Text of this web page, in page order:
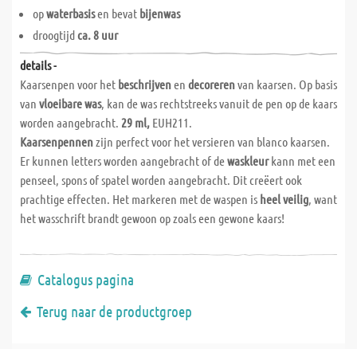
opwaterbasisen bevat bijenwas
droogtijdca. 8 uur
details -
Kaarsenpen voor het beschrijvenen decorerenvan kaarsen. Op basis
van vloeibare was, kan de was rechtstreeks vanuit de pen op de kaars
worden aangebracht. 29 ml, EUH211.
Kaarsenpennenzijn perfect voor het versieren van blanco kaarsen.
Er kunnen letters worden aangebracht of dewaskleurkann met een
penseel, spons of spatel worden aangebracht. Dit creëert ook
prachtige effecten. Het markeren met de waspen is heel veilig, want
het wasschrift brandt gewoon op zoals een gewone kaars!
Catalogus pagina
Terug naar de productgroep